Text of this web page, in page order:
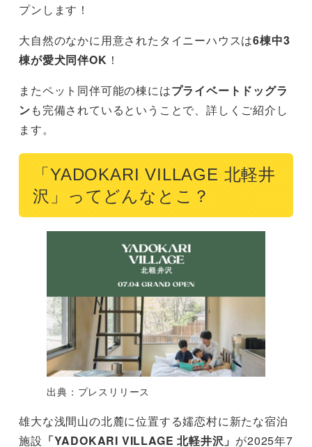
プンします！
大自然のなかに用意されたタイニーハウスは6棟中3
棟が愛犬同伴OK ！
またペット同伴可能の棟にはプライベートドッグラ
ンも完備されているということで、詳しくご紹介し
ます。
「YADOKARI VILLAGE 北軽井
沢」ってどんなとこ？
出典：プレスリリース
雄大な浅間山の北麓に位置する嬬恋村に新たな宿泊
施設 「YADOKARI VILLAGE 北軽井沢」 が2025年7